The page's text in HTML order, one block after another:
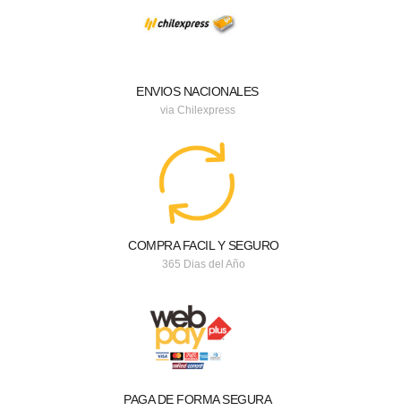
ENVIOS NACIONALES
via Chilexpress
COMPRA FACIL Y SEGURO
365 Dias del Año
PAGA DE FORMA SEGURA